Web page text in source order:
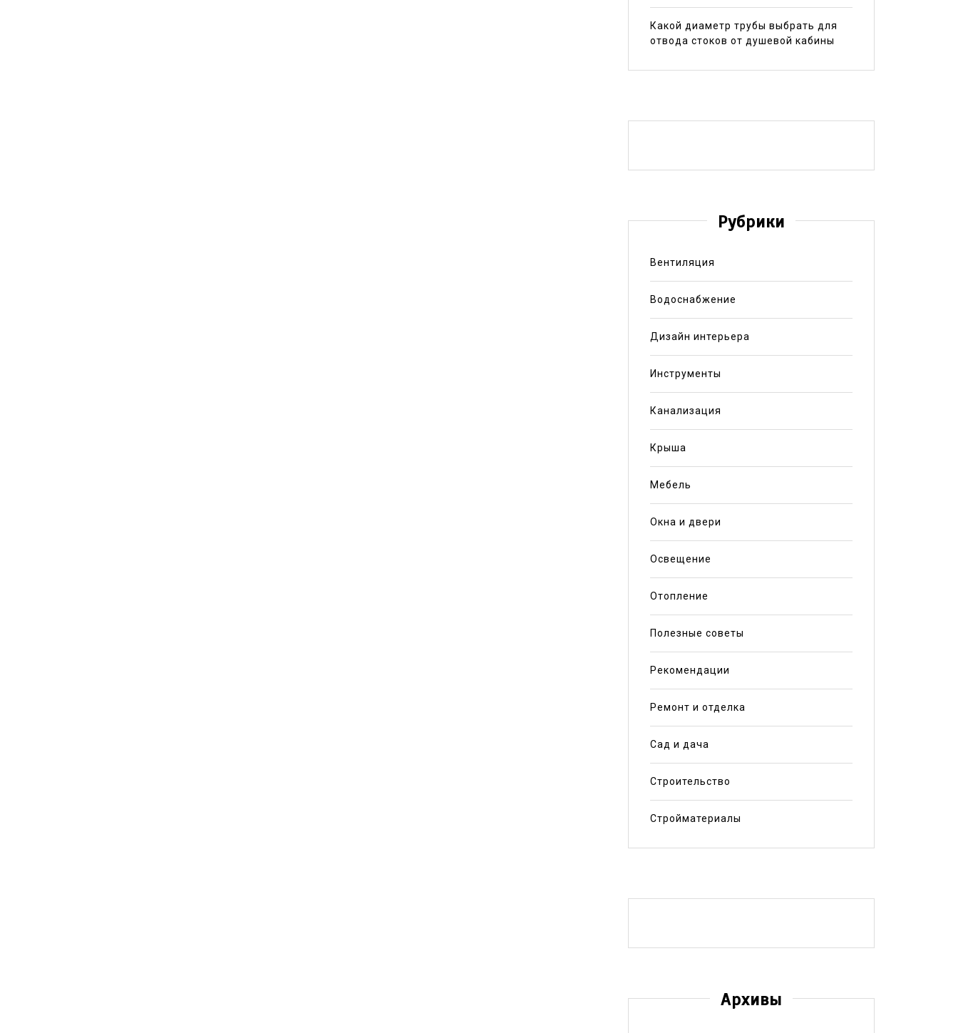
Какой диаметр трубы выбрать для
отвода стоков от душевой кабины
Рубрики
Вентиляция
Водоснабжение
Дизайн интерьера
Инструменты
Канализация
Крыша
Мебель
Окна и двери
Освещение
Отопление
Полезные советы
Рекомендации
Ремонт и отделка
Сад и дача
Строительство
Стройматериалы
Архивы